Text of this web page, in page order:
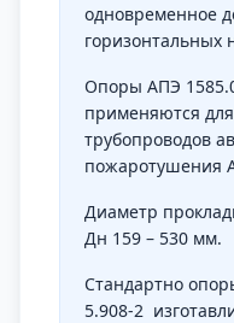
одновременное
горизонтальных
Опоры АПЭ
применяются
трубопроводов
пожаротушения
Диаметр
Дн 159 – 530 мм.
Стандартно
5.908-2